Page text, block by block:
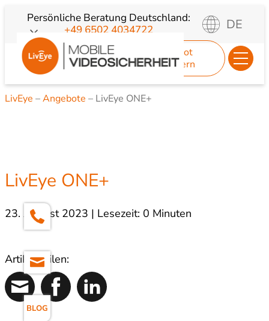
Inhalt
springen
Persönliche Beratung Deutschland:
+49 6502 4034722
DE
Angebot
anfordern
BLOG
LivEye –Angebote – LivEye ONE+
LivEye ONE+
23. August 2023 | Lesezeit: 0 Minuten
Artikel teilen: